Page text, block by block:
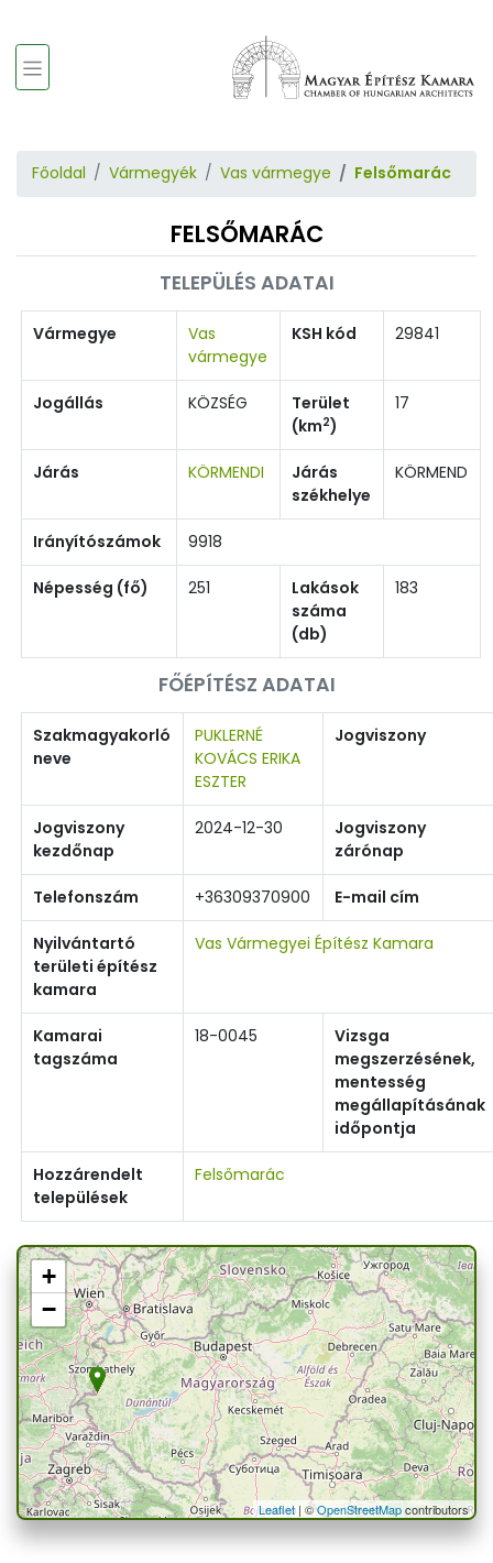
Főoldal Vármegyék Vas vármegye Felsőmarác
FELSŐMARÁC
TELEPÜLÉS ADATAI
Vármegye
Vas
vármegye
KSH kód 29841
Jogállás KÖZSÉG
Terület
(km2)
17
Járás KÖRMENDI
Járás
székhelye
KÖRMEND
Irányítószámok 9918
Népesség (fő) 251
Lakások
száma
(db)
183
FŐÉPÍTÉSZ ADATAI
Szakmagyakorló
neve
PUKLERNÉ
KOVÁCS ERIKA
ESZTER
Jogviszony
Jogviszony
kezdőnap
2024-12-30
Jogviszony
zárónap
Telefonszám +36309370900 E-mail cím
Nyilvántartó
területi építész
kamara
Vas Vármegyei Építész Kamara
Kamarai
tagszáma
18-0045
Vizsga
megszerzésének,
mentesség
megállapításának
időpontja
Hozzárendelt
települések
Felsőmarác
+
−
Leaflet| ©OpenStreetMapcontributors